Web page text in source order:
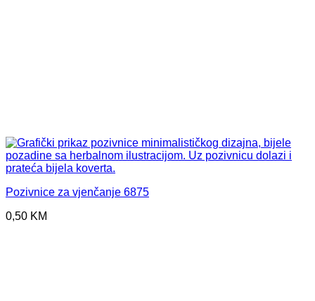
Pozivnice za vjenčanje 6875
0,50 KM